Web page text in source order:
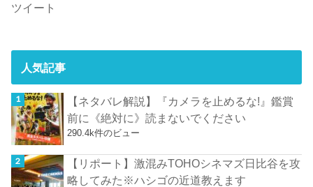
ツイート
人気記事
【ネタバレ解説】『カメラを止めるな!』鑑賞
前に《絶対に》読まないでください
290.4k件のビュー
【リポート】激混みTOHOシネマズ日比谷を攻
略してみた※ハシゴの近道教えます